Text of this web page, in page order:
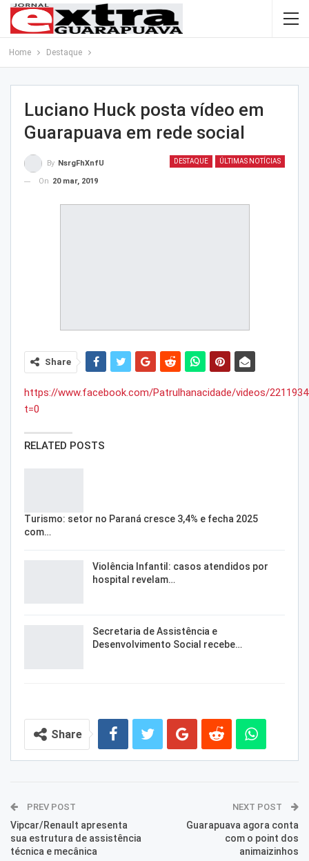
Home Destaque
Luciano Huck posta vídeo em
Guarapuava em rede social
DESTAQUE ÚLTIMAS NOTÍCIAS
By NsrgFhXnfU
On 20 mar, 2019
Share
https://www.facebook.com/Patrulhanacidade/videos/
t=0
RELATED POSTS
Turismo: setor no Paraná cresce 3,4% e fecha 2025
com…
Violência Infantil: casos atendidos por
hospital revelam…
Secretaria de Assistência e
Desenvolvimento Social recebe…
Share
PREV POST
Vipcar/Renault apresenta
sua estrutura de assistência
técnica e mecânica
NEXT POST
Guarapuava agora conta
com o point dos
animaizinhos